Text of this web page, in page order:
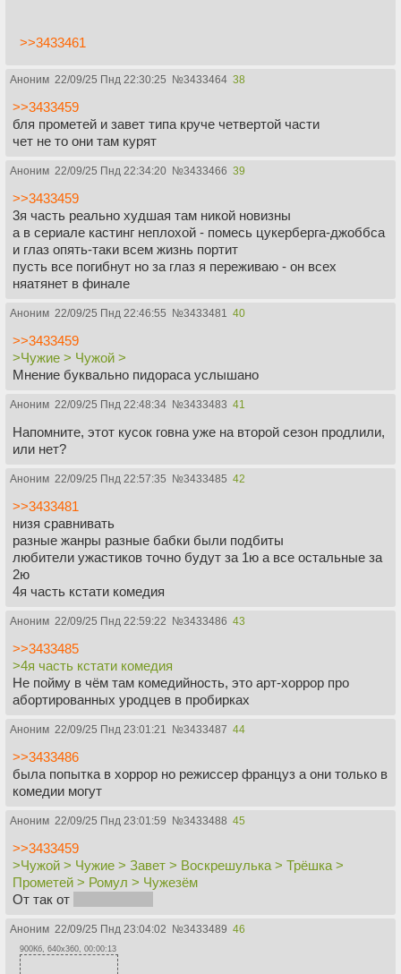
>>3433461
Аноним 22/09/25 Пнд 22:30:25 №3433464 38
>>3433459
бля прометей и завет типа круче четвертой части
чет не то они там курят
Аноним 22/09/25 Пнд 22:34:20 №3433466 39
>>3433459
3я часть реально худшая там никой новизны
а в сериале кастинг неплохой - помесь цукерберга-джоббса
и глаз опять-таки всем жизнь портит
пусть все погибнут но за глаз я переживаю - он всех
няатянет в финале
Аноним 22/09/25 Пнд 22:46:55 №3433481 40
>>3433459
>Чужие > Чужой >
Мнение буквально пидораса услышано
Аноним 22/09/25 Пнд 22:48:34 №3433483 41
Напомните, этот кусок говна уже на второй сезон продлили,
или нет?
Аноним 22/09/25 Пнд 22:57:35 №3433485 42
>>3433481
низя сравнивать
разные жанры разные бабки были подбиты
любители ужастиков точно будут за 1ю а все остальные за
2ю
4я часть кстати комедия
Аноним 22/09/25 Пнд 22:59:22 №3433486 43
>>3433485
>4я часть кстати комедия
Не пойму в чём там комедийность, это арт-хоррор про
абортированных уродцев в пробирках
Аноним 22/09/25 Пнд 23:01:21 №3433487 44
>>3433486
была попытка в хоррор но режиссер француз а они только в
комедии могут
Аноним 22/09/25 Пнд 23:01:59 №3433488 45
>>3433459
>Чужой > Чужие > Завет > Воскрешулька > Трёшка >
Прометей > Ромул > Чужезём
От так от
Аноним 22/09/25 Пнд 23:04:02 №3433489 46
900Кб, 640x360, 00:00:13